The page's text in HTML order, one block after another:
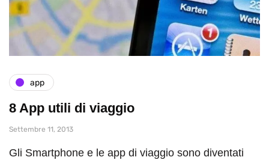
app
8 App utili di viaggio
Settembre 11, 2013
Gli Smartphone e le app di viaggio sono diventati